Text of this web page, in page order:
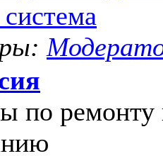
по ремонту